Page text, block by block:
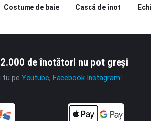
Costume de baie Cască de înot
de înotători nu pot greși
tu pe Youtube, Facebook Instagram!